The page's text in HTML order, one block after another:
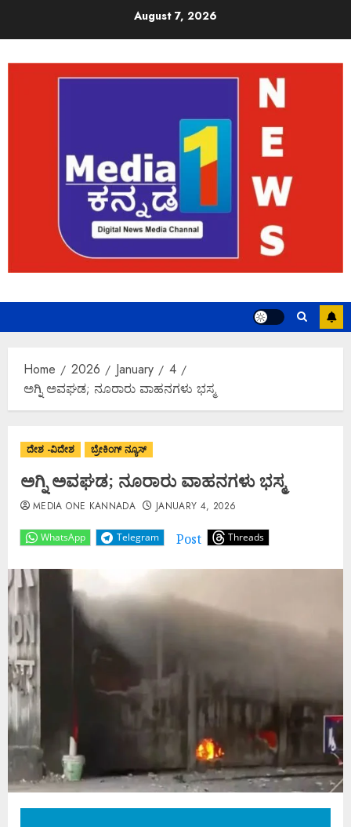
August 7, 2026
Home 2026 January
4
ಅಗ್ನಿ ಅವಘಡ; ನೂರಾರು ವಾಹನಗಳು ಭಸ್ಮ
ದೇಶ -ವಿದೇಶ ಬ್ರೇಕಿಂಗ್ ನ್ಯೂಸ್
ಅಗ್ನಿ ಅವಘಡ; ನೂರಾರು ವಾಹನಗಳು ಭಸ್ಮ
WhatsApp Telegram Post Threads
MEDIA ONE KANNADA JANUARY 4, 2026